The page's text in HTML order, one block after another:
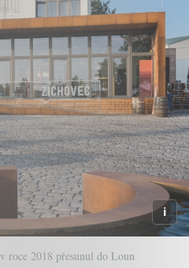
roce 2018 přesunul do Loun